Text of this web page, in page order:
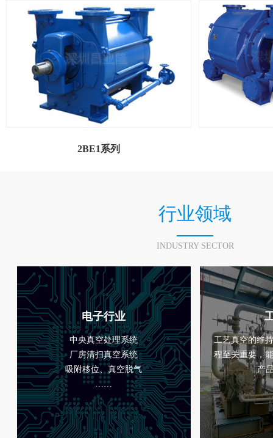
2BE1系列
行业领域
INDUSTRY SECTOR
电子行业
中央真空处理系统
厂房清扫真空系统
吸附移位、真空脱气
……
工艺真空的维
程至关重要，
产